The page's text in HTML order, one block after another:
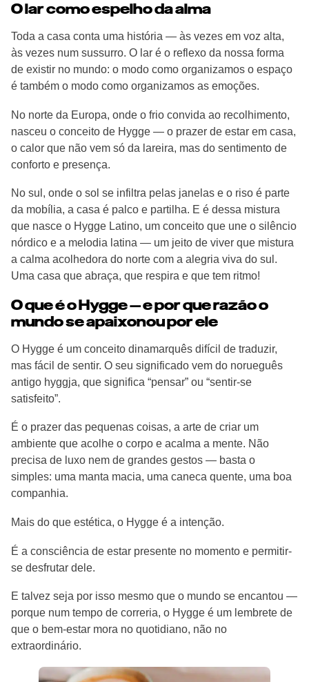
O lar como espelho da alma
Toda a casa conta uma história — às vezes em voz alta,
às vezes num sussurro. O lar é o reflexo da nossa forma
de existir no mundo: o modo como organizamos o espaço
é também o modo como organizamos as emoções.
No norte da Europa, onde o frio convida ao recolhimento,
nasceu o conceito de Hygge — o prazer de estar em casa,
o calor que não vem só da lareira, mas do sentimento de
conforto e presença.
No sul, onde o sol se infiltra pelas janelas e o riso é parte
da mobília, a casa é palco e partilha. E é dessa mistura
que nasce o Hygge Latino, um conceito que une o silêncio
nórdico e a melodia latina — um jeito de viver que mistura
a calma acolhedora do norte com a alegria viva do sul.
Uma casa que abraça, que respira e que tem ritmo!
O que é o Hygge — e por que razão o
mundo se apaixonou por ele
O Hygge é um conceito dinamarquês difícil de traduzir,
mas fácil de sentir. O seu significado vem do norueguês
antigo hyggja, que significa “pensar” ou “sentir-se
satisfeito”.
É o prazer das pequenas coisas, a arte de criar um
ambiente que acolhe o corpo e acalma a mente. Não
precisa de luxo nem de grandes gestos — basta o
simples: uma manta macia, uma caneca quente, uma boa
companhia.
Mais do que estética, o Hygge é a intenção.
É a consciência de estar presente no momento e permitir-
se desfrutar dele.
E talvez seja por isso mesmo que o mundo se encantou —
porque num tempo de correria, o Hygge é um lembrete de
que o bem-estar mora no quotidiano, não no
extraordinário.